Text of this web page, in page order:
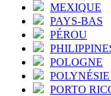
MEXIQUE
PAYS-BAS
PÉROU
POLOGNE
PORTO